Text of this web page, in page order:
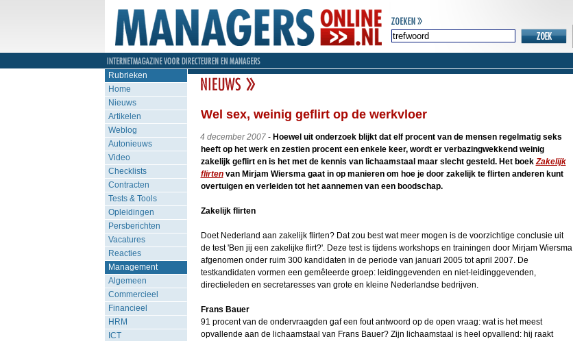
Rubrieken
Home
Nieuws
Artikelen
Weblog
Autonieuws
Video
Checklists
Contracten
Tests & Tools
Opleidingen
Persberichten
Vacatures
Reacties
Management
Algemeen
Commercieel
Financieel
HRM
ICT
Wel sex, weinig geflirt op de werkvloer
4 december 2007- Hoewel uit onderzoek blijkt dat elf procent van de mensen regelmatig seks
heeft op het werk en zestien procent een enkele keer, wordt er verbazingwekkend weinig
zakelijk geflirt en is het met de kennis van lichaamstaal maar slecht gesteld. Het boekZakelijk
flirtenvan Mirjam Wiersma gaat in op manieren om hoe je door zakelijk te flirten anderen kunt
overtuigen en verleiden tot het aannemen van een boodschap.
Zakelijk flirten
Doet Nederland aan zakelijk flirten? Dat zou best wat meer mogen is de voorzichtige conclusie uit
de test 'Ben jij een zakelijke flirt?'. Deze test is tijdens workshops en trainingen door Mirjam Wiersma
afgenomen onder ruim 300 kandidaten in de periode van januari 2005 tot april 2007. De
testkandidaten vormen een gemêleerde groep: leidinggevenden en niet-leidinggevenden,
directieleden en secretaresses van grote en kleine Nederlandse bedrijven.
Frans Bauer
91 procent van de ondervraagden gaf een fout antwoord op de open vraag: wat is het meest
opvallende aan de lichaamstaal van Frans Bauer? Zijn lichaamstaal is heel opvallend: hij raakt